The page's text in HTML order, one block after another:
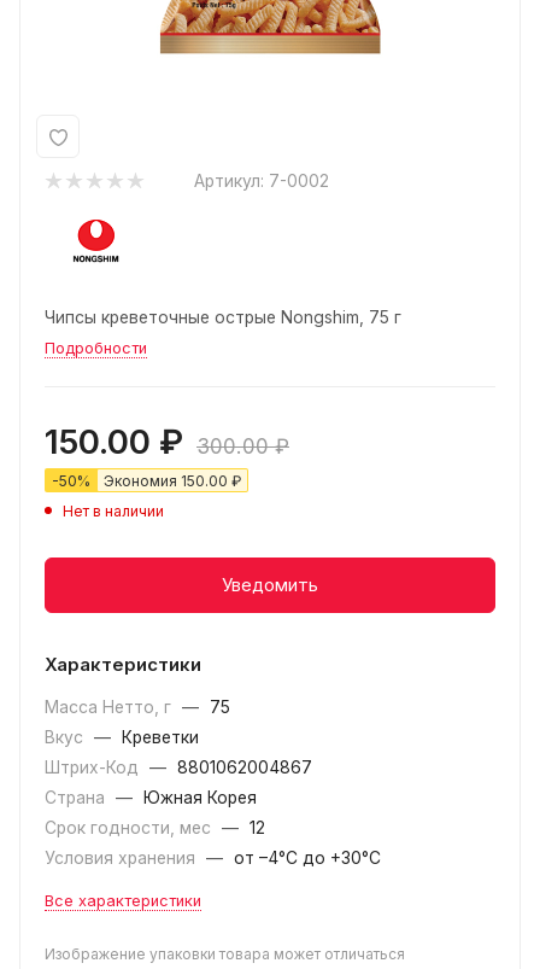
Артикул: 7-0002
Чипсы креветочные острые Nongshim, 75 г
Подробности
150.00 ₽ 300.00₽
-50% Экономия 150.00 ₽
Нет в наличии
Уведомить
Характеристики
Масса Нетто, г —
75
Вкус
—
Креветки
Штрих-Код
— 8801062004867
Страна
—
Южная Корея
Срок годности, мес
— 12
Условия хранения
— от –4°С до +30°C
Все характеристики
Изображение упаковки товара может отличаться